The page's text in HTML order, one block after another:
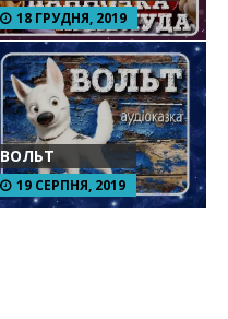
18 ГРУДНЯ, 2019
ВОЛЬТ
19 СЕРПНЯ, 2019